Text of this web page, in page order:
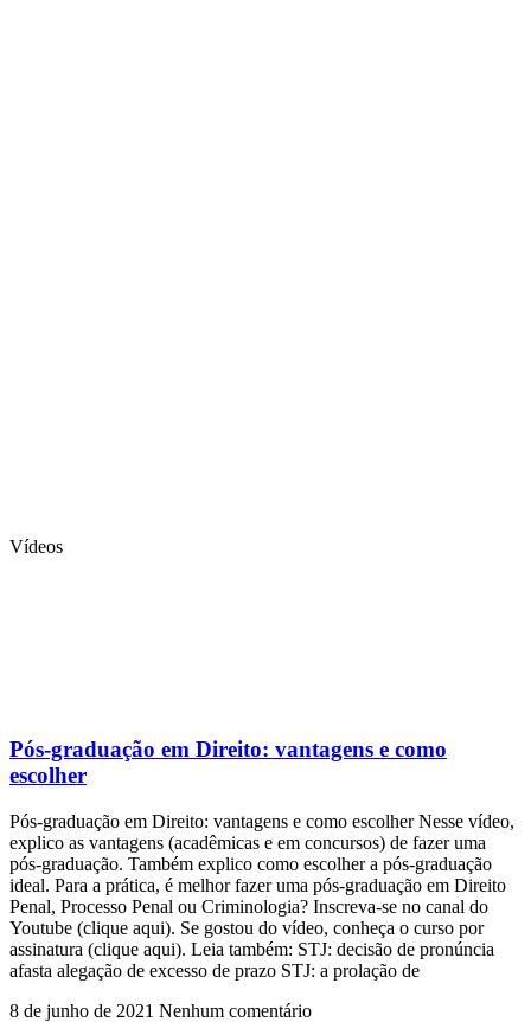
Vídeos
Pós-graduação em Direito: vantagens e como
escolher
Pós-graduação em Direito: vantagens e como escolher Nesse vídeo,
explico as vantagens (acadêmicas e em concursos) de fazer uma
pós-graduação. Também explico como escolher a pós-graduação
ideal. Para a prática, é melhor fazer uma pós-graduação em Direito
Penal, Processo Penal ou Criminologia? Inscreva-se no canal do
Youtube (clique aqui). Se gostou do vídeo, conheça o curso por
assinatura (clique aqui). Leia também: STJ: decisão de pronúncia
afasta alegação de excesso de prazo STJ: a prolação de
8 de junho de 2021 Nenhum comentário